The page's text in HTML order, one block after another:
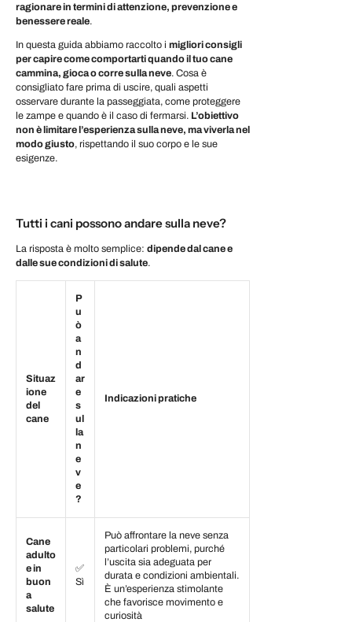
ragionare in termini di attenzione, prevenzione e
benessere reale.
In questa guida abbiamo raccolto i migliori consigli
per capire come comportarti quando il tuo cane
cammina, gioca o corre sulla neve. Cosa è
consigliato fare prima di uscire, quali aspetti
osservare durante la passeggiata, come proteggere
le zampe e quando è il caso di fermarsi. L’obiettivo
non è limitare l’esperienza sulla neve, ma viverla nel
modo giusto, rispettando il suo corpo e le sue
esigenze.
Tutti i cani possono andare sulla neve?
La risposta è molto semplice: dipende dal cane e
dalle sue condizioni di salute.
Situaz
ione
del
cane
P
u
ò
a
n
d
ar
e
s
ul
la
n
e
v
e
?
Indicazioni pratiche
Cane
adulto
e in
buon
a
salute
✅
Sì
Può affrontare la neve senza
particolari problemi, purché
l’uscita sia adeguata per
durata e condizioni ambientali.
È un’esperienza stimolante
che favorisce movimento e
curiosità